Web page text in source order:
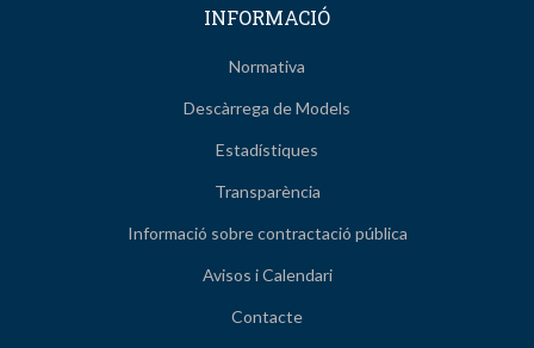
INFORMACIÓ
Normativa
Descàrrega de Models
Estadístiques
Transparència
Informació sobre contractació pública
Avisos i Calendari
Contacte